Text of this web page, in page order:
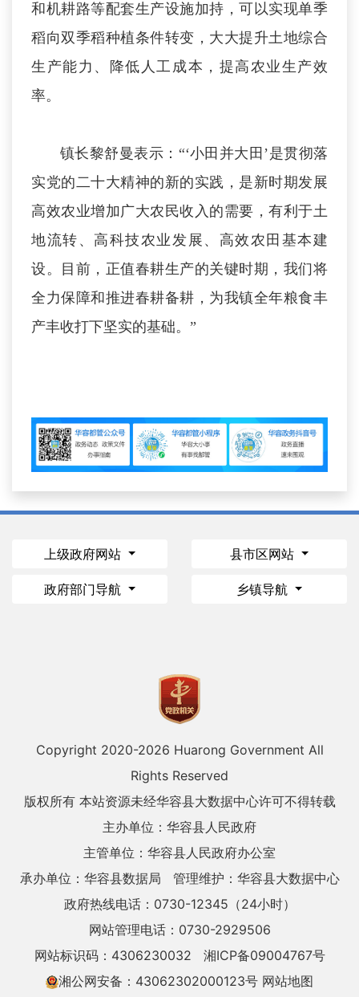
和机耕路等配套生产设施加持，可以实现单季
稻向双季稻种植条件转变，大大提升土地综合
生产能力、降低人工成本，提高农业生产效
率。
镇长黎舒曼表示：“‘小田并大田’是贯彻落
实党的二十大精神的新的实践，是新时期发展
高效农业增加广大农民收入的需要，有利于土
地流转、高科技农业发展、高效农田基本建
设。目前，正值春耕生产的关键时期，我们将
全力保障和推进春耕备耕，为我镇全年粮食丰
产丰收打下坚实的基础。”
上级政府网站 县市区网站
政府部门导航 乡镇导航
Copyright 2020-2026 Huarong Government All
Rights Reserved
版权所有 本站资源未经华容县大数据中心许可不得转载
主办单位：华容县人民政府
主管单位：华容县人民政府办公室
承办单位：华容县数据局
管理维护：华容县大数据中心
政府热线电话：0730-12345（24小时）
网站管理电话：0730-2929506
网站标识码：4306230032
湘ICP备09004767号
湘公网安备：43062302000123号 网站地图